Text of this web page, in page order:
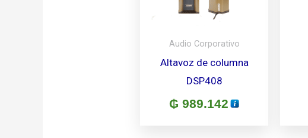
Audio Corporativo
Altavoz de columna
DSP408
₲ 989.142